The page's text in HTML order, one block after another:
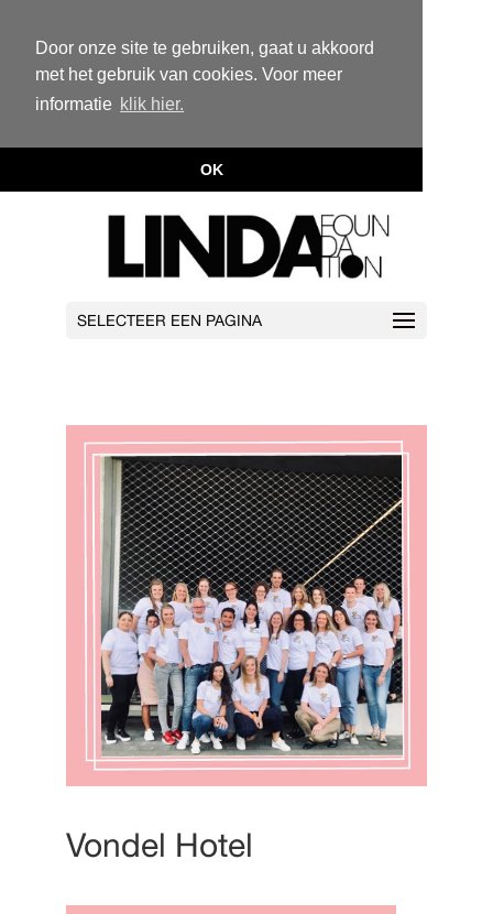
Door onze site te gebruiken, gaat u akkoord
met het gebruik van cookies. Voor meer
informatie klik hier.
OK
SELECTEER EEN PAGINA
Vondel Hotel